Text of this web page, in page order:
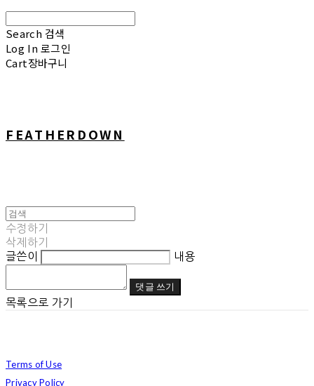
Search 검색
Log In 로그인
Cart장바구니
FEATHERDOWN
수정하기
삭제하기
글쓴이
내용
댓글 쓰기
목록으로 가기
Terms of Use
Privacy Policy